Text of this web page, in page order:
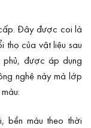
Đây được coi là
thọ của vật liệu sau
được áp dụng
nghệ này mà lớp
bền màu theo thời